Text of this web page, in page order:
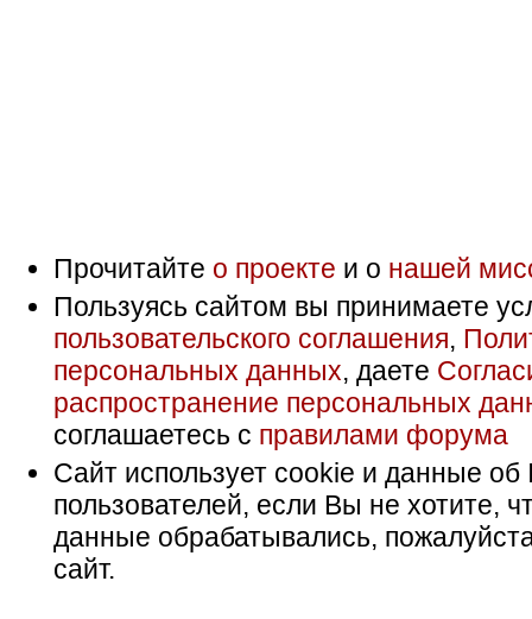
Прочитайте о проекте и о нашей
Пользуясь сайтом вы принимаете
пользовательского соглашения,
персональных данных, даете
распространение персональных
соглашаетесь с правилами форума
Сайт использует cookie и данные об
пользователей, если Вы не хотите,
данные обрабатывались,
сайт.